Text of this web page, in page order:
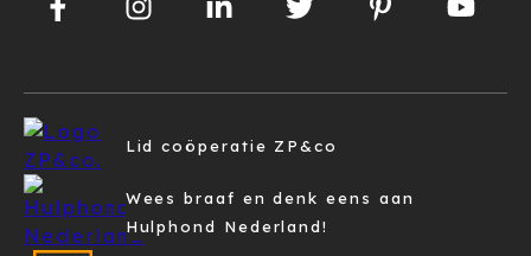
Lid coöperatie ZP&co
Wees braaf en denk eens aan
Hulphond Nederland!